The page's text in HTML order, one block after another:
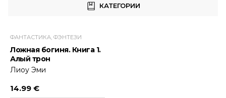
КАТЕГОРИИ
ФАНТАСТИКА, ФЭНТЕЗИ
Ложная богиня. Книга 1.
Алый трон
Лиоу Эми
14.99 €